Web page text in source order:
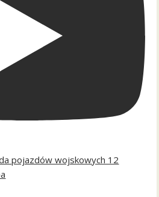
pojazdów wojskowych 12